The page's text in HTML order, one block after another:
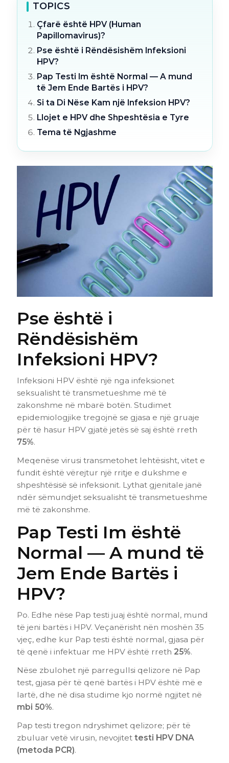
TOPICS
Çfarë është HPV (Human
Papillomavirus)?
Pse është i Rëndësishëm Infeksioni
HPV?
Pap Testi Im është Normal — A mund
të Jem Ende Bartës i HPV?
Si ta Di Nëse Kam një Infeksion HPV?
Llojet e HPV dhe Shpeshtësia e Tyre
Tema të Ngjashme
Pse është i
Rëndësishëm
Infeksioni HPV?
Infeksioni HPV është një nga infeksionet
seksualisht të transmetueshme më të
zakonshme në mbarë botën. Studimet
epidemiologjike tregojnë se gjasa e një gruaje
për të hasur HPV gjatë jetës së saj është rreth
75%.
Meqenëse virusi transmetohet lehtësisht, vitet e
fundit është vërejtur një rritje e dukshme e
shpeshtësisë së infeksionit. Lythat gjenitale janë
ndër sëmundjet seksualisht të transmetueshme
më të zakonshme.
Pap Testi Im është
Normal — A mund të
Jem Ende Bartës i
HPV?
Po. Edhe nëse Pap testi juaj është normal, mund
të jeni bartës i HPV. Veçanërisht nën moshën 35
vjeç, edhe kur Pap testi është normal, gjasa për
të qenë i infektuar me HPV është rreth 25%.
Nëse zbulohet një parregullsi qelizore në Pap
test, gjasa për të qenë bartës i HPV është më e
lartë, dhe në disa studime kjo normë ngjitet në
mbi 50%.
Pap testi tregon ndryshimet qelizore; për të
zbuluar vetë virusin, nevojitet testi HPV DNA
(metoda PCR).